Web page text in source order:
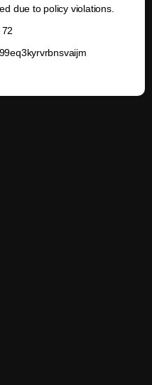
due to policy violations.